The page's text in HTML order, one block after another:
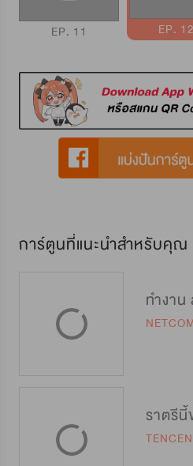
EP. 11 EP. 12
การ์ตูนที่แนะนำสำหรับคุณ
ทำงาน
ราตรีนี้